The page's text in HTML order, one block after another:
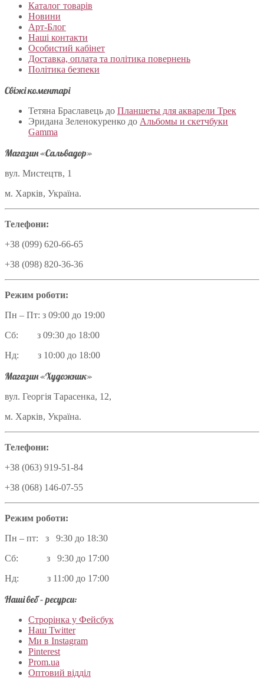
Каталог товарів
Новини
Арт-Блог
Наші контакти
Особистий кабінет
Доставка, оплата та політика повернень
Політика безпеки
Свіжі коментарі
Тетяна Браславець до Планшеты для акварели Трек
Эридана Зеленокуренко до Альбомы и скетчбуки
Gamma
Магазин «Сальвадор»
вул. Мистецтв, 1
м. Харків, Україна.
Телефони:
+38 (099) 620-66-65
+38 (098) 820-36-36
Режим роботи:
Пн – Пт: з 09:00 до 19:00
Сб: з 09:30 до 18:00
Нд: з 10:00 до 18:00
Магазин «Художник»
вул. Георгія Тарасенка, 12,
м. Харків, Україна.
Телефони:
+38 (063) 919-51-84
+38 (068) 146-07-55
Режим роботи:
Пн – пт: з 9:30 до 18:30
Сб: з 9:30 до 17:00
Нд: з 11:00 до 17:00
Наші веб – ресурси:
Строрінка у Фейсбук
Наш Twitter
Ми в Instagram
Pinterest
Prom.ua
Оптовий відділ